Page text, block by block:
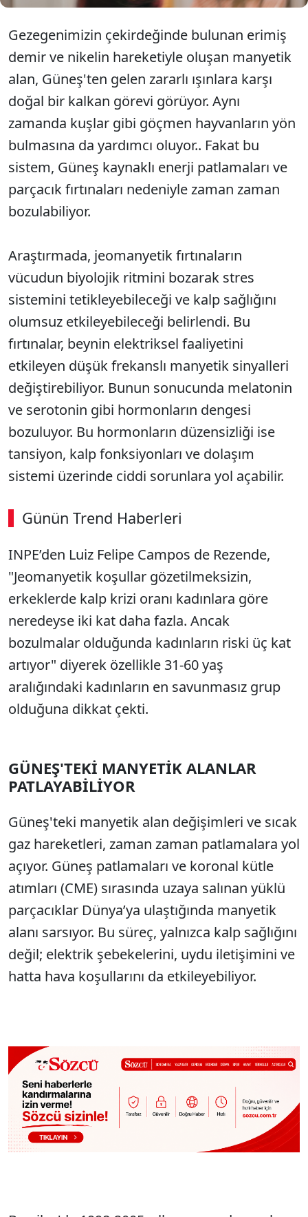
Gezegenimizin çekirdeğinde bulunan erimiş
demir ve nikelin hareketiyle oluşan manyetik
alan, Güneş'ten gelen zararlı ışınlara karşı
doğal bir kalkan görevi görüyor. Aynı
zamanda kuşlar gibi göçmen hayvanların yön
bulmasına da yardımcı oluyor.. Fakat bu
sistem, Güneş kaynaklı enerji patlamaları ve
parçacık fırtınaları nedeniyle zaman zaman
bozulabiliyor.
Araştırmada, jeomanyetik fırtınaların
vücudun biyolojik ritmini bozarak stres
sistemini tetikleyebileceği ve kalp sağlığını
olumsuz etkileyebileceği belirlendi. Bu
fırtınalar, beynin elektriksel faaliyetini
etkileyen düşük frekanslı manyetik sinyalleri
değiştirebiliyor. Bunun sonucunda melatonin
ve serotonin gibi hormonların dengesi
bozuluyor. Bu hormonların düzensizliği ise
tansiyon, kalp fonksiyonları ve dolaşım
sistemi üzerinde ciddi sorunlara yol açabilir.
Günün Trend Haberleri
00:02 / 08:06
Sesi Aç
INPE’den Luiz Felipe Campos de Rezende,
"Jeomanyetik koşullar gözetilmeksizin,
erkeklerde kalp krizi oranı kadınlara göre
neredeyse iki kat daha fazla. Ancak
bozulmalar olduğunda kadınların riski üç kat
artıyor" diyerek özellikle 31-60 yaş
aralığındaki kadınların en savunmasız grup
olduğuna dikkat çekti.
GÜNEŞ'TEKİ MANYETİK ALANLAR
PATLAYABİLİYOR
Güneş'teki manyetik alan değişimleri ve sıcak
gaz hareketleri, zaman zaman patlamalara yol
açıyor. Güneş patlamaları ve koronal kütle
atımları (CME) sırasında uzaya salınan yüklü
parçacıklar Dünya’ya ulaştığında manyetik
alanı sarsıyor. Bu süreç, yalnızca kalp sağlığını
değil; elektrik şebekelerini, uydu iletişimini ve
hatta hava koşullarını da etkileyebiliyor.